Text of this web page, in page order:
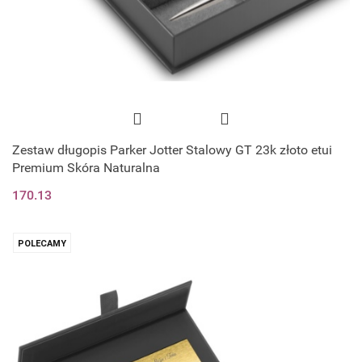
Zestaw długopis Parker Jotter Stalowy GT 23k złoto etui
Premium Skóra Naturalna
170.13
POLECAMY